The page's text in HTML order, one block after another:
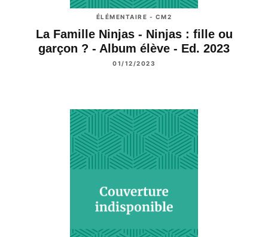
ÉLÉMENTAIRE - CM2
La Famille Ninjas - Ninjas : fille ou
garçon ? - Album élève - Ed. 2023
01/12/2023